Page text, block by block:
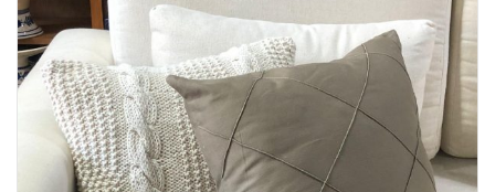
Lost Password
Cadastrar Conta